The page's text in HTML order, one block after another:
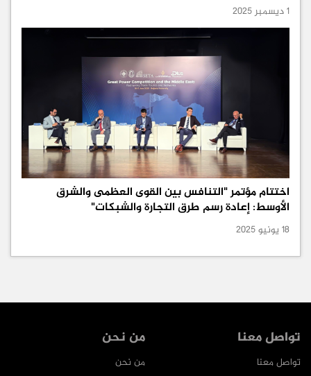
1 ديسمبر 2025
اختتام مؤتمر "التنافس بين القوى العظمى والشرق
الأوسط: إعادة رسم طرق التجارة والشبكات"
18 يونيو 2025
من نحن
من نحن
تواصل معنا
تواصل معنا